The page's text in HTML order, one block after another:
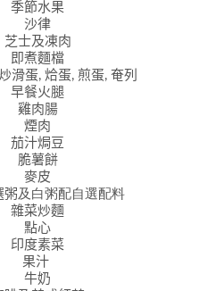
季節水果
沙律
芝士及凍肉
即煮麵檔
滑蛋, 烚蛋, 煎蛋, 奄列
早餐火腿
雞肉腸
煙肉
茄汁焗豆
脆薯餅
麥皮
粥及 白粥配自選配料
雜菜炒麵
點心
印度素菜
果汁
牛奶